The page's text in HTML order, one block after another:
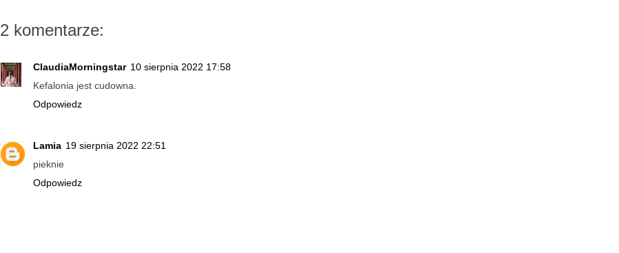
2 komentarze:
ClaudiaMorningstar 10 sierpnia 2022 17:58
Kefalonia jest cudowna.
Odpowiedz
Lamia 19 sierpnia 2022 22:51
pieknie
Odpowiedz